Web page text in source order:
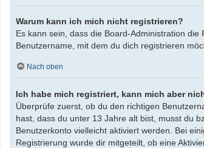
Warum kann ich mich nicht registrieren?
Es kann sein, dass die Board-Administration
Benutzername, mit dem du dich registrieren
Nach oben
Ich habe mich registriert, kann mich aber
Überprüfe zuerst, ob du den richtigen
hast, dass du unter 13 Jahre alt bist, musst du
Benutzerkonto vielleicht aktiviert werden. Bei
Registrierung wurde dir mitgeteilt, ob eine